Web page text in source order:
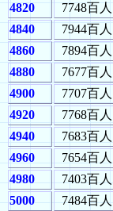
4820
7748百人
4840
7944百人
4860
7894百人
4880
7677百人
4900
7707百人
4920
7768百人
4940
7683百人
4960
7654百人
4980
7403百人
5000
7484百人